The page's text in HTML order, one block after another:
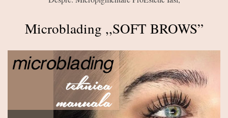
Microblading ,,SOFT BROWS”